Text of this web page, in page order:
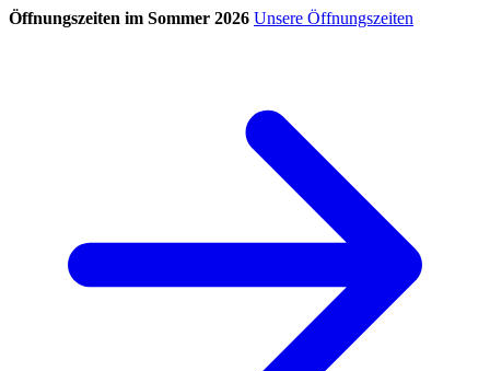
Öffnungszeiten im Sommer 2026 Unsere Öffnungszeiten